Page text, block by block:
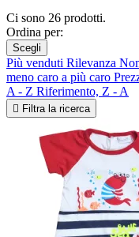
Ci sono 26 prodotti.
Ordina per:
Scegli
Più venduti Rilevanza
meno caro a più caro
A - Z Riferimento, Z - A
 Filtra la ricerca